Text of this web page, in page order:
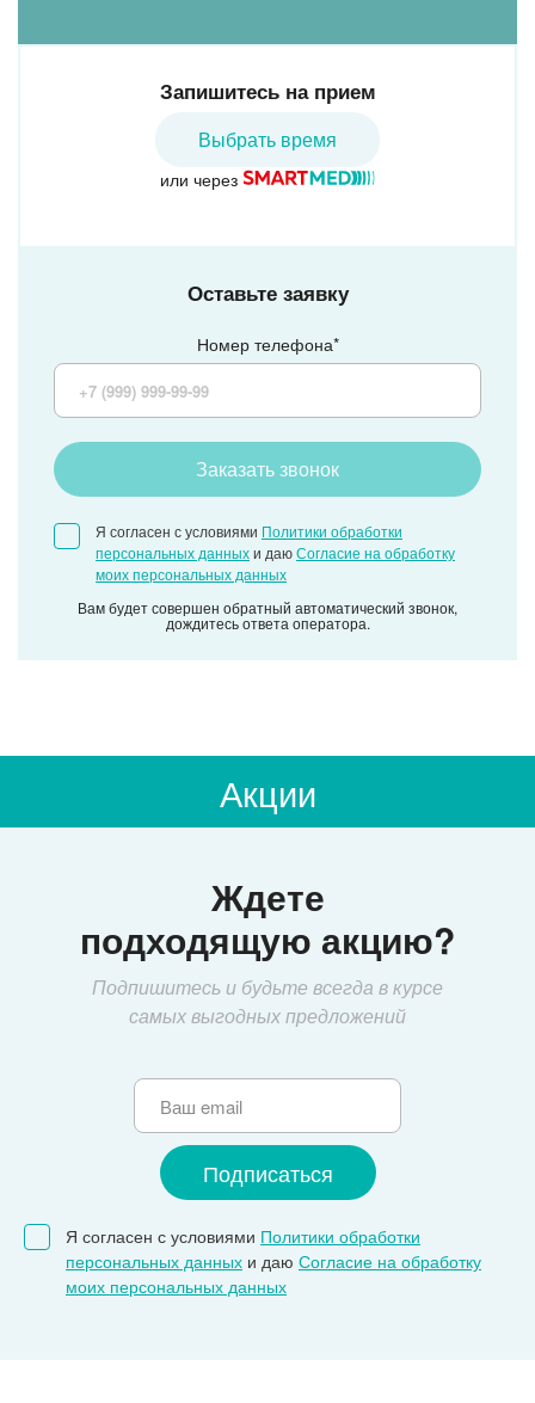
Оставьте заявку
Номер телефона*
Заказать звонок
Я согласен с условиями Политики обработки
персональных данныхи даюСогласие на обработку
моих персональных данных
Вам будет совершен обратный автоматический звонок,
дождитесь ответа оператора.
Запишитесь на прием
Выбрать время
или через
Акции
Ждете
подходящую акцию?
Подпишитесь и будьте всегда в курсе
самых выгодных предложений
Я согласен с условиями Политики обработки
персональных данных и даю Согласие на обработку
моих персональных данных